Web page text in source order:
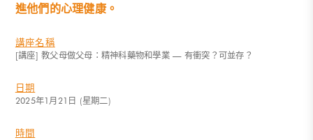
進他們的心理健康。
講座名稱
[講座] 教父母做父母：精神科藥物和學業 — 有衝突？可並存？
日期
2025年1月21日 (星期二)
時間